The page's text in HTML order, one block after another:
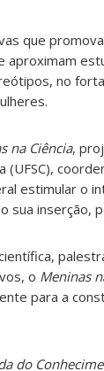
que
aproximam
no
na Ciência,
estimular o
sua
o Meninas
para a
do